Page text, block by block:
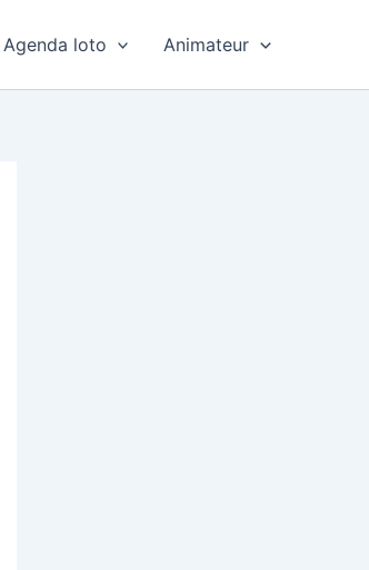
Agenda loto Animateur